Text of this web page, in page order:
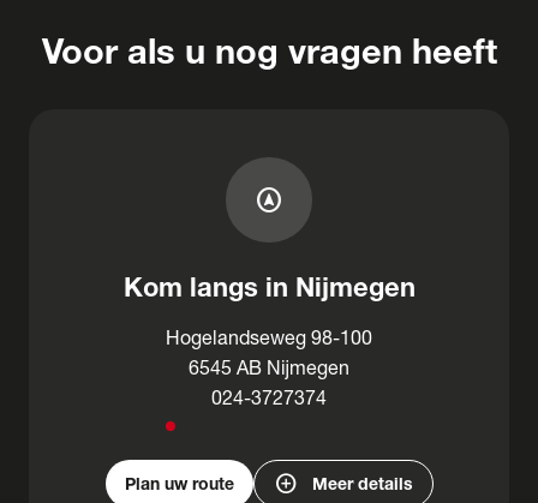
Voor als u nog vragen heeft
assistant_navigation
Kom langs in Nijmegen
Hogelandseweg 98-100
6545 AB Nijmegen
024-3727374
Plan uw route add_circle Meer details